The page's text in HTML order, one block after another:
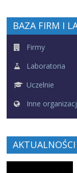
BAZA FIRM I
Firmy
Laboratoria
Uczelnie
Inne
AKTUALNOŚCI